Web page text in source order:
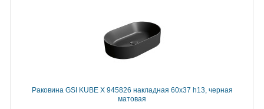
Раковина GSI KUBE X 945826 накладная 60x37 h13, черная
матовая